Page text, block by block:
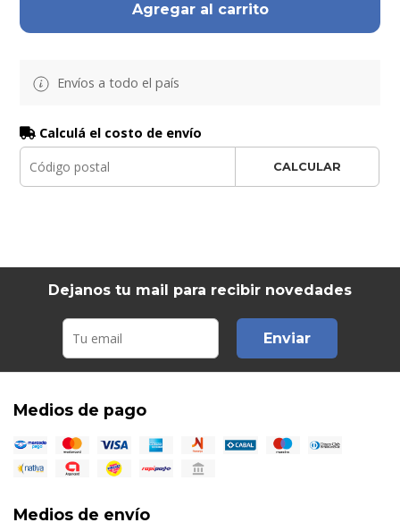
Agregar al carrito
Envíos a todo el país
Calculá el costo de envío
CALCULAR
Dejanos tu mail para recibir novedades
Enviar
Medios de pago
Medios de envío